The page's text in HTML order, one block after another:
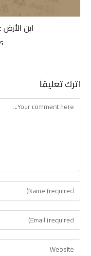
ابن
اترك تعليقاً